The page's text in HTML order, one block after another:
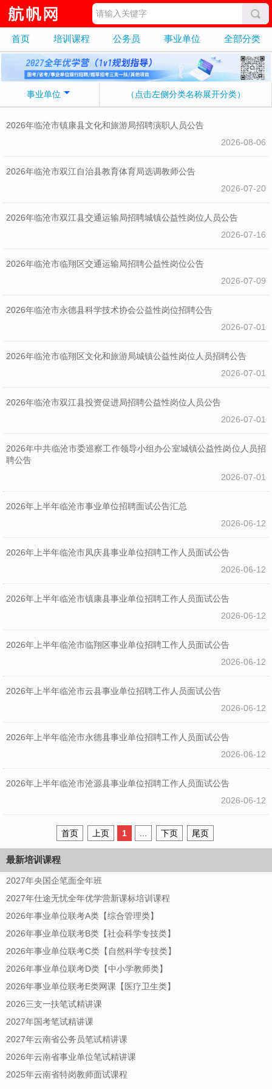
首页 培训课程 公务员 事业单位 全部分类
事业单位 （点击左侧分类名称展开分类）
2026年临沧市镇康县文化和旅游局招聘演职人员公告
2026-08-06
2026年临沧市双江自治县教育体育局选调教师公告
2026-07-20
2026年临沧市双江县交通运输局招聘城镇公益性岗位人员公告
2026-07-16
2026年临沧市临翔区交通运输局招聘公益性岗位公告
2026-07-09
2026年临沧市永德县科学技术协会公益性岗位招聘公告
2026-07-01
2026年临沧市临翔区文化和旅游局城镇公益性岗位人员招聘公告
2026-07-01
2026年临沧市双江县投资促进局招聘公益性岗位人员公告
2026-07-01
2026年中共临沧市委巡察工作领导小组办公室城镇公益性岗位人员招
聘公告
2026-07-01
2026年上半年临沧市事业单位招聘面试公告汇总
2026-06-12
2026年上半年临沧市凤庆县事业单位招聘工作人员面试公告
2026-06-12
2026年上半年临沧市镇康县事业单位招聘工作人员面试公告
2026-06-12
2026年上半年临沧市临翔区事业单位招聘工作人员面试公告
2026-06-12
2026年上半年临沧市云县事业单位招聘工作人员面试公告
2026-06-12
2026年上半年临沧市永德县事业单位招聘工作人员面试公告
2026-06-12
2026年上半年临沧市沧源县事业单位招聘工作人员面试公告
2026-06-12
首页 上页 1 ... 下页 尾页
最新培训课程
2027年央国企笔面全年班
2027年仕途无忧全年优学营新课标培训课程
2026年事业单位联考A类【综合管理类】
2026年事业单位联考B类【社会科学专技类】
2026年事业单位联考C类【自然科学专技类】
2026年事业单位联考D类【中小学教师类】
2026年事业单位联考E类网课【医疗卫生类】
2026三支一扶笔试精讲课
2027年国考笔试精讲课
2027年云南省公务员笔试精讲课
2026年云南省事业单位笔试精讲课
2025年云南省特岗教师面试课程